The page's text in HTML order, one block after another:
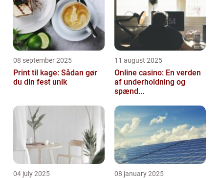
08 september 2025
Print til kage: Sådan gør
du din fest unik
11 august 2025
Online casino: En verden
af underholdning og
spænd...
04 july 2025 08 january 2025